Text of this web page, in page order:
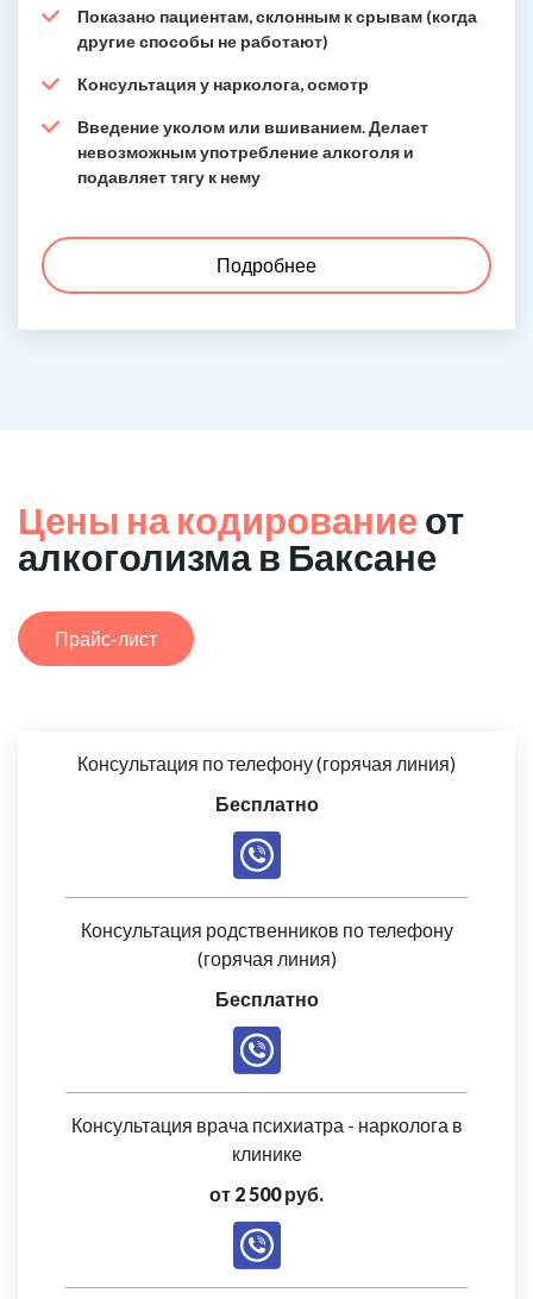
Показано пациентам, склонным к срывам (когда
другие способы не работают)
Консультация у нарколога, осмотр
Введение уколом или вшиванием. Делает
невозможным употребление алкоголя и
подавляет тягу к нему
Подробнее
Цены на кодирование от
алкоголизма в Баксане
Прайс-лист
Консультация по телефону (горячая линия)
Бесплатно
Консультация родственников по телефону
(горячая линия)
Бесплатно
Консультация врача психиатра - нарколога в
клинике
от 2 500 руб.